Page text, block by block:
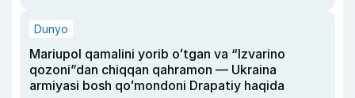
Dunyo
Mariupol qamalini yorib oʻtgan va “Izvarino
qozoni”dan chiqqan qahramon — Ukraina
armiyasi bosh qoʻmondoni Drapatiy haqida